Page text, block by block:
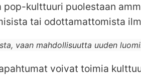
pop-kulttuuri puolestaan
tai odottamattomista
vaan mahdollisuutta uuden
voivat toimia